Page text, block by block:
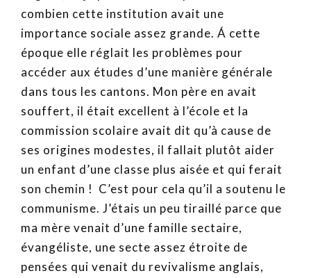
combien cette institution avait une
importance sociale assez grande. Á cette
époque elle réglait les problèmes pour
accéder aux études d’une manière générale
dans tous les cantons. Mon père en avait
souffert, il était excellent à l’école et la
commission scolaire avait dit qu’à cause de
ses origines modestes, il fallait plutôt aider
un enfant d’une classe plus aisée et qui ferait
son chemin ! C’est pour cela qu’il a soutenu le
communisme. J’étais un peu tiraillé parce que
ma mère venait d’une famille sectaire,
évangéliste, une secte assez étroite de
pensées qui venait du revivalisme anglais,